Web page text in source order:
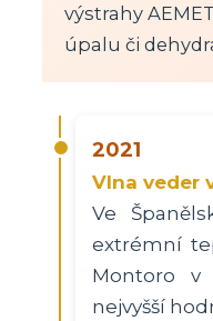
výstrahy
úpalu či
2021
Vlna veder
Ve
extrémní
Montoro v
nejvyšší